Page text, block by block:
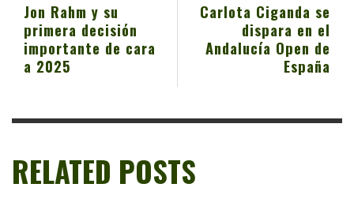
Carlota Ciganda se
dispara en el
Andalucía Open de
España
Jon Rahm y su
primera decisión
importante de cara
a 2025
RELATED POSTS